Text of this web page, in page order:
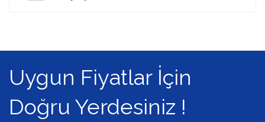
Uygun Fiyatlar İçin
Doğru Yerdesiniz !